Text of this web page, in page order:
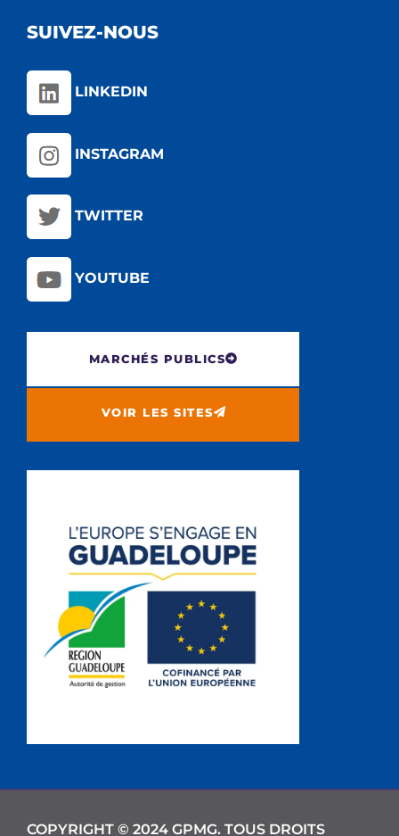
SUIVEZ-NOUS
LINKEDIN
INSTAGRAM
TWITTER
YOUTUBE
MARCHÉS PUBLICS
VOIR LES SITES
COPYRIGHT © 2024 GPMG. TOUS DROITS